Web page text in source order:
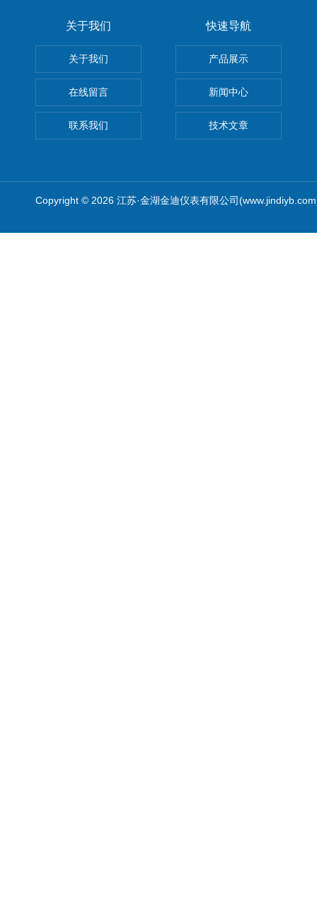
关于我们
关于我们
在线留言
联系我们
快速导航
产品展示
新闻中心
技术文章
Copyright © 2026 江苏·金湖金迪仪表有限公司